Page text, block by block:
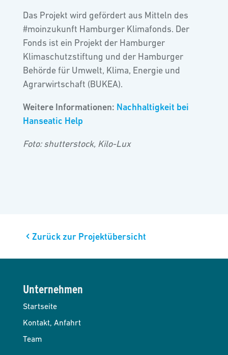
Das Projekt wird gefördert aus Mitteln des
#moinzukunft Hamburger Klimafonds. Der
Fonds ist ein Projekt der Hamburger
Klimaschutzstiftung und der Hamburger
Behörde für Umwelt, Klima, Energie und
Agrarwirtschaft (BUKEA).
Weitere Informationen: Nachhaltigkeit bei
Hanseatic Help
Foto: shutterstock, Kilo-Lux
Zurück zur Projektübersicht
Unternehmen
Startseite
Kontakt, Anfahrt
Team